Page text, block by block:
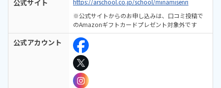
公式サイト
https://arschool.co.jp/school/minamisenri
※公式サイトからのお申し込みは、口コミ投稿で
のAmazonギフトカードプレゼント対象外です
公式アカウント